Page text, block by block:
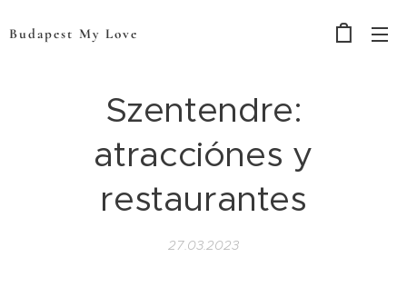
Budapest My Love
Szentendre:
atracciónes y
restaurantes
27.03.2023